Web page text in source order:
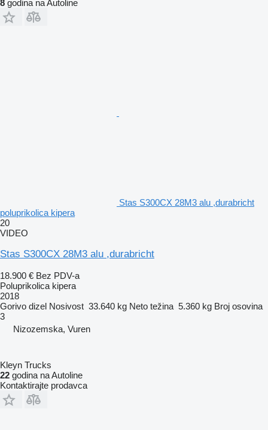
8 godina na Autoline
Stas S300CX 28M3 alu ,durabricht
poluprikolica kipera
20
VIDEO
Stas S300CX 28M3 alu ,durabricht
18.900 € Bez PDV-a
Poluprikolica kipera
2018
Gorivo dizel Nosivost 33.640 kg Neto težina 5.360 kg Broj osovina
3
Nizozemska, Vuren
Kleyn Trucks
22 godina na Autoline
Kontaktirajte prodavca